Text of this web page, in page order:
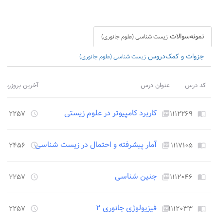
نمونه‌سوالات زیست شناسی (علوم جانوری)
جزوات و کمک‌دروس زیست شناسی (علوم جانوری)
کد درس عنوان درس آخرین
import_contacts ۱۱۱۲۲۶۹picture_as_pdf کاربرد کامپیوتر در علوم زیستی access_time ۲۲۵۷ روز قبل
import_contacts ۱۱۱۷۱۰۵ picture_as_pdf آمار پیشرفته و احتمال در زیست شناسیaccess_time ۲۴۵۶ روز قبل
import_contacts ۱۱۱۲۰۴۶picture_as_pdf جنین شناسی access_time ۲۲۵۷ روز قبل
import_contacts ۱۱۱۲۰۳۳picture_as_pdf فیزیولوژی جانوری ۲ access_time ۲۲۵۷ روز قبل